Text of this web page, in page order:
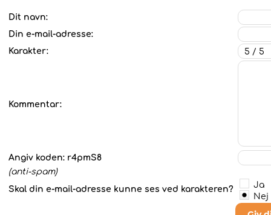
Dit navn:
Din e-mail-adresse:
Karakter:
Kommentar:
Angiv koden: r4pmS8
(anti-spam)
Skal din e-mail-adresse kunne ses ved karakteren?
Ja
Nej